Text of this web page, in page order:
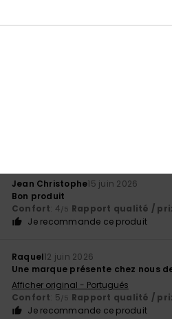
Jean Christophe15 juin 2026
Bon produit
Confort: 4/5 Rapport qualité /
Je recommande ce produit
Raquel12 juin 2026
Une marque présente chez nous
Afficher original - Português
Confort: 5/5 Rapport qualité /
Je recommande ce produit